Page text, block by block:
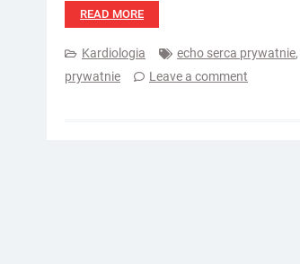
READ MORE
Kardiologia echo serca prywatnie,
prywatnie
Leave a comment